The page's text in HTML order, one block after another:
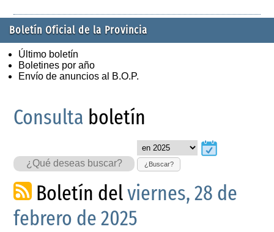
Boletín Oficial de la Provincia
Último boletín
Boletines por año
Envío de anuncios al B.O.P.
Consulta boletín
¿Buscar?
Boletín delviernes, 28 de
febrero de 2025